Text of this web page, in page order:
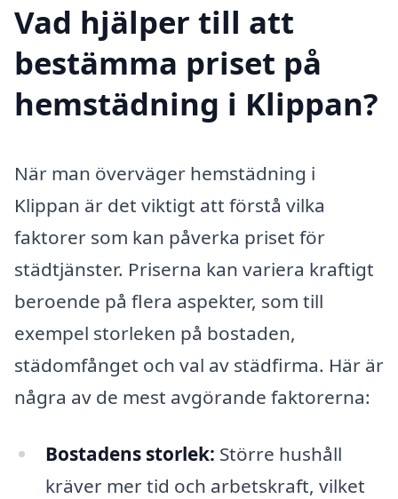
Vad hjälper till att
bestämma priset på
hemstädning i Klippan?
När man överväger hemstädning i
Klippan är det viktigt att förstå vilka
faktorer som kan påverka priset för
städtjänster. Priserna kan variera kraftigt
beroende på flera aspekter, som till
exempel storleken på bostaden,
städomfånget och val av städfirma. Här är
några av de mest avgörande faktorerna:
Bostadens storlek: Större hushåll
kräver mer tid och arbetskraft, vilket